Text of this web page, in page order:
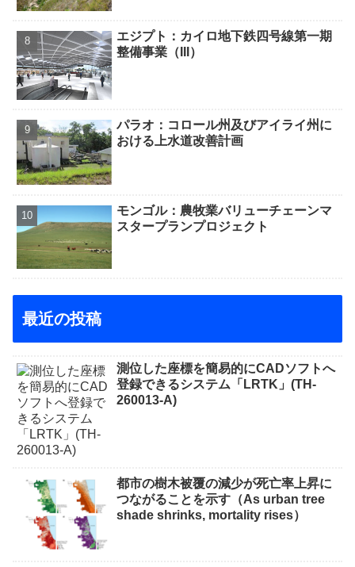
エジプト：カイロ地下鉄四号線第一期
整備事業（III）
パラオ：コロール州及びアイライ州に
おける上水道改善計画
モンゴル：農牧業バリューチェーンマ
スタープランプロジェクト
最近の投稿
測位した座標を簡易的にCADソフトへ
登録できるシステム「LRTK」(TH-
260013-A)
都市の樹木被覆の減少が死亡率上昇に
つながることを示す（As urban tree
shade shrinks, mortality rises）